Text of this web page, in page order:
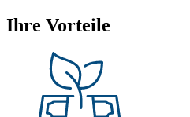
Ihre Vorteile